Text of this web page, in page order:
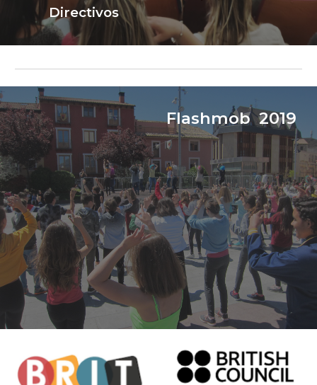
Directivos
Flashmob 2019